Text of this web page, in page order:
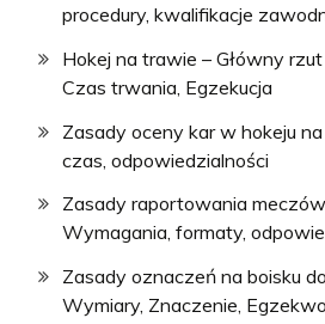
procedury, kwalifikacje
Hokej na trawie – Główny
Czas trwania, Egzekucja
Zasady oceny kar w hokeju
czas, odpowiedzialności
Zasady raportowania
Wymagania, formaty,
Zasady oznaczeń na boisku
Wymiary, Znaczenie,